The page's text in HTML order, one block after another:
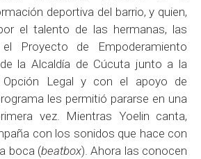
deportiva del barrio, y quien,
el talento de las hermanas, las
Proyecto de Empoderamiento
la Alcaldía de Cúcuta junto a la
Opción Legal y con el apoyo de
les permitió pararse en una
vez. Mientras Yoelin canta,
con los sonidos que hace con
boca (beatbox). Ahora las conocen